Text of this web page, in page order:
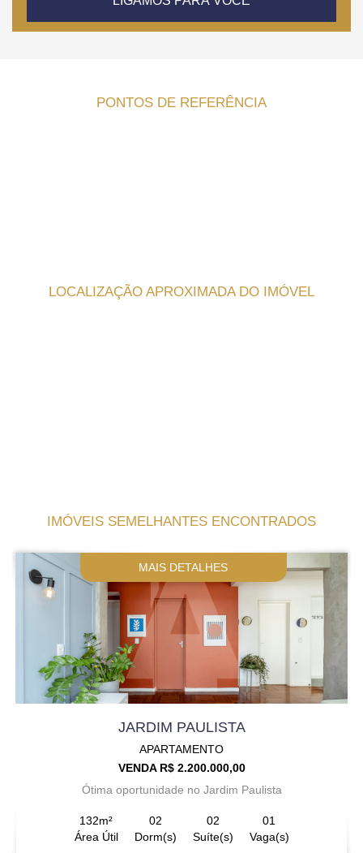
PONTOS DE REFERÊNCIA
LOCALIZAÇÃO APROXIMADA DO IMÓVEL
IMÓVEIS SEMELHANTES ENCONTRADOS
MAIS DETALHES
JARDIM PAULISTA
APARTAMENTO
VENDA R$ 2.200.000,00
Ótima oportunidade no Jardim Paulista
132m²
Área Útil
02
Dorm(s)
02
Suíte(s)
01
Vaga(s)